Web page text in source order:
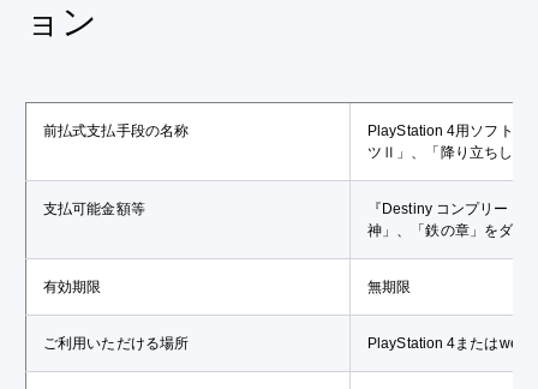
ョン
前払式支払手段の名称
PlayStation 4用ソフトウ
ツⅡ」、「降り立ちし邪
支払可能金額等
『Destiny コンプリート
神」、「鉄の章」をダウ
有効期限 無期限
ご利用いただける場所 PlayStation 4またはweb